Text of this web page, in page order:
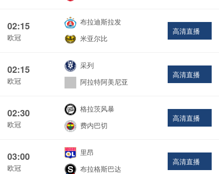
02:15
欧冠
布拉迪斯拉发
米亚尔比
高清直播
02:15
欧冠
采列
阿拉特阿美尼亚
高清直播
02:30
欧冠
格拉茨风暴
费内巴切
高清直播
03:00
欧冠
里昂
布拉格斯巴达
高清直播